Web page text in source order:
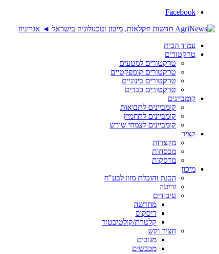
Facebook
עמוד הבית
טרקטורים
טרקטורים למטעים
טרקטורים קומפקטיים
טרקטורים בינוניים
טרקטורים כבדים
קומביינים
קומביינים לתבואות
קומביינים לתחמיץ
קומביינים לצמחי שורש
קציר
מקצרות
מכסחות
מרסקות
מיכון
הכנת והובלת מזון לבע"ח
זריעה
עיבודים
מחרשה
דיסקוס
קלטרת/קולטיבטור
חציר וקש
מגובים
מכבשים